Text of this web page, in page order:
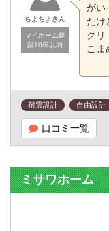
ちよちよさん
マイホーム建
築10年以内
がい
たけ
クリ
こま
耐震設計 自由設計
口コミ一覧
ミサワホーム